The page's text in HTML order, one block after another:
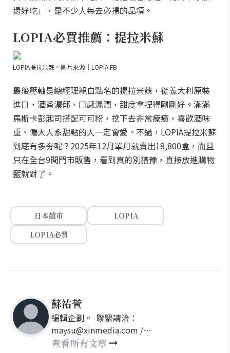
還好吃」，是不少人每去必掃的品項。
LOPIA必買推薦：提拉米蘇
LOPIA提拉米蘇。圖片來源｜LOPIA FB
最後壓軸是總經理親自點名的提拉米蘇，從義大利原裝
進口，酒香濃郁、口感濕潤，甜度拿捏得剛剛好。滿滿
馬斯卡彭起司搭配可可粉，挖下去非常療癒，喜歡酒味
重、偏大人系甜點的人一定會愛。不過，LOPIA提拉米蘇
到底有多夯呢？2025年12月單月就賣出18,800盒，而且
只在全台9間門市販售，看到真的別猶豫，直接放進購物
籃就對了。
日本超市
LOPIA
LOPIA必買
蘇祐萱
編輯企劃。 聯繫請洽：
maysu@xinmedia.com /
may860527@gmail.com
查看所有文章